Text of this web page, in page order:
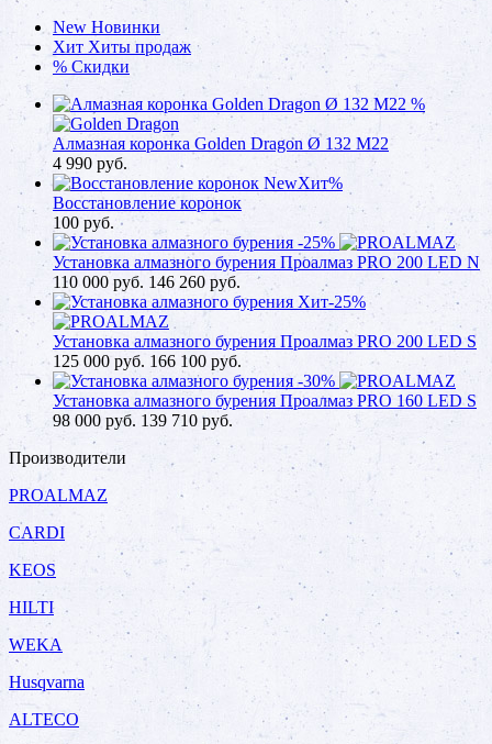
New Новинки
Хит Хиты продаж
% Скидки
%
Алмазная коронка Golden Dragon Ø 132 М22
4 990 руб.
NewХит%
Восстановление коронок
100руб.
-25%
Установка алмазного бурения Проалмаз PRO 200 LED N
110 000 руб. 146 260 руб.
Хит-25%
Установка алмазного бурения Проалмаз PRO 200 LED S
125 000 руб. 166 100 руб.
-30%
Установка алмазного бурения Проалмаз PRO 160 LED S
98 000 руб. 139 710 руб.
Производители
PROALMAZ
CARDI
KEOS
HILTI
WEKA
Husqvarna
ALTECO